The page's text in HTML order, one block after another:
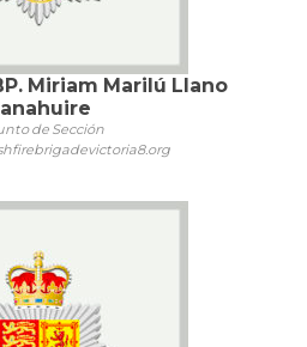
Miriam Marilú Llano
de Sección